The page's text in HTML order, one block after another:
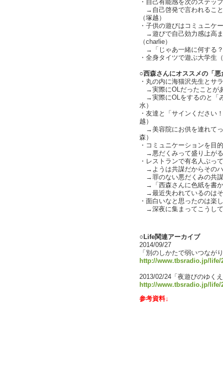
・自己有能感を次のステッ
→自己啓発で言われること
（塚越）
・子供の遊びはコミュニケ
→遊びで自己効力感は高ま
（charlie）
→「じゃあ一緒に何する？
・全身タイツで遊ぶ大学生
○西森さんにオススメの「悪
・丸の内に海猫沢先生とサ
→実際にOLだったことが
→実際にOLをするのと「
水）
・友達と「サインください
越）
→美容院にお供を連れてっ
森）
・コミュニケーションを目
→悪だくみって盛り上がる
・レストランで有名人ぶっ
→ようは共謀だからその
→罪のない悪だくみの共
→「西森さんに色紙を書
→最近失われているのは
・面白いなと思ったのは楽
→深夜に集まってこうし
○Life関連アーカイブ
2014/09/27
「別のしかたで弱いつなが
http://www.tbsradio.jp/life/
2013/02/24「夜遊びのゆく
http://www.tbsradio.jp/life/
参考資料↓